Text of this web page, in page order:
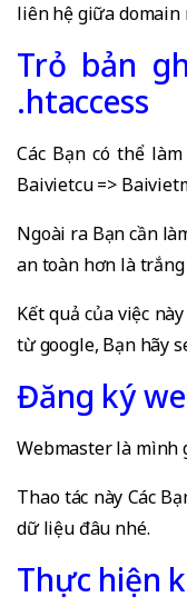
liên hệ giữa domain
Trỏ bản
.htaccess
Các Bạn có thể
Baivietcu =>
Ngoài ra Bạn cần
an toàn hơn là
Kết quả của việc
từ google, Bạn hãy
Đăng ký
Webmaster là mình
Thao tác này Các
dữ liệu đâu nhé.
Thực hiện